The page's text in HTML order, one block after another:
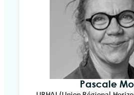
Pascale